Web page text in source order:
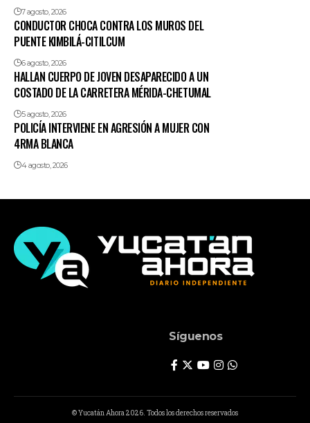
7 agosto, 2026
CONDUCTOR CHOCA CONTRA LOS MUROS DEL
PUENTE KIMBILÁ-CITILCUM
6 agosto, 2026
HALLAN CUERPO DE JOVEN DESAPARECIDO A UN
COSTADO DE LA CARRETERA MÉRIDA-CHETUMAL
5 agosto, 2026
POLICÍA INTERVIENE EN AGRESIÓN A MUJER CON
4RMA BLANCA
4 agosto, 2026
Síguenos
© Yucatán Ahora 2026. Todos los derechos reservados